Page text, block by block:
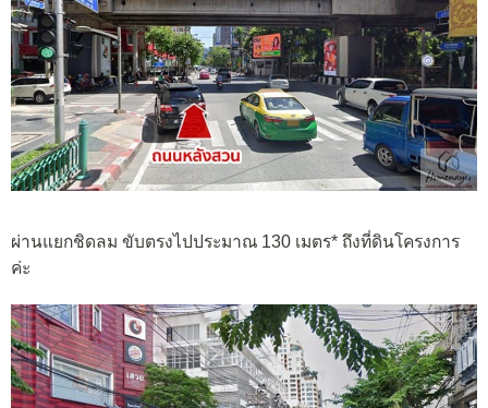
ผ่านแยกชิดลม ขับตรงไปประมาณ 130 เมตร* ถึงที่ดินโครงการ
ค่ะ